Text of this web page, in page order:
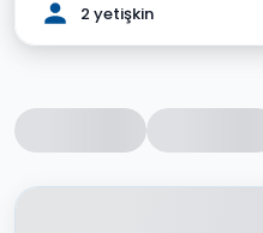
2 yetişkin